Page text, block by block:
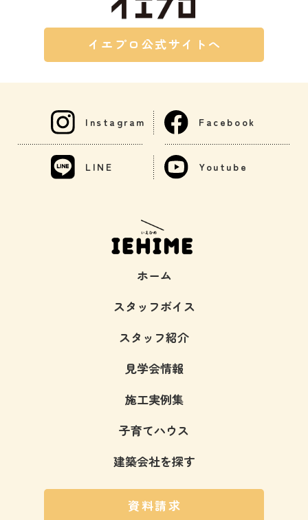
イエプロ公式サイトへ
ホーム
スタッフボイス
スタッフ紹介
見学会情報
施工実例集
子育てハウス
建築会社を探す
資料請求
Instagram Facebook
LINE Youtube